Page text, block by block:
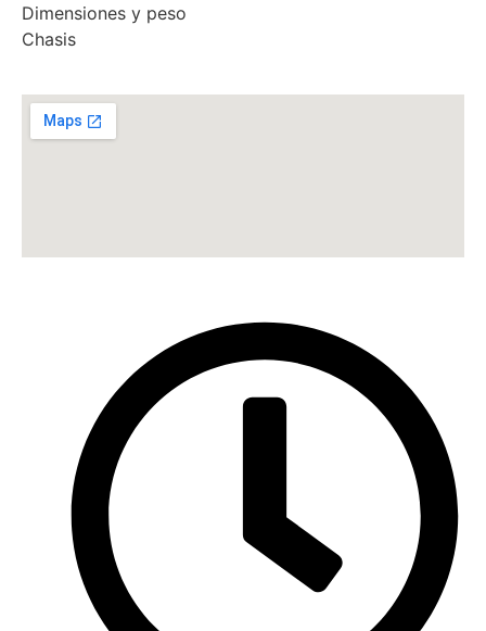
Dimensiones y peso
Chasis